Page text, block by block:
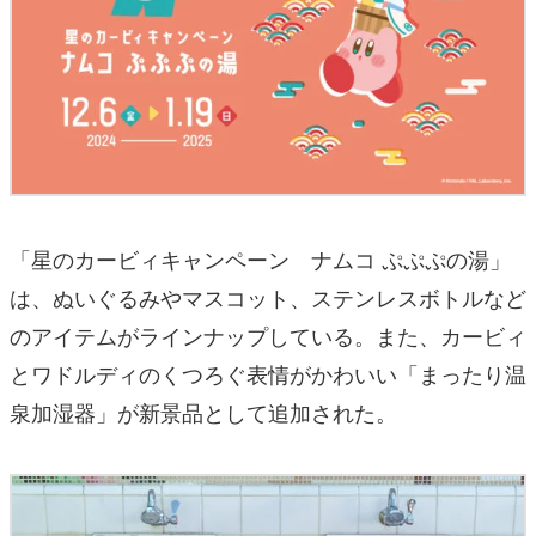
「星のカービィキャンペーン ナムコ ぷぷぷの湯」
は、ぬいぐるみやマスコット、ステンレスボトルなど
のアイテムがラインナップしている。また、カービィ
とワドルディのくつろぐ表情がかわいい「まったり温
泉加湿器」が新景品として追加された。